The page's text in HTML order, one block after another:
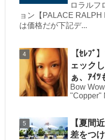
ロラルフ
ョン【PALACE
は価格だが下記デ...
【ｾﾚﾌﾞ
ェック
ぁ、ｱｲﾂ
Bow
"Copper"
【夏間
差をつ